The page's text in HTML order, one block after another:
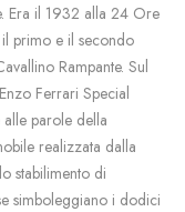
Era il 1932 alla 24 Ore
primo e il secondo
Rampante. Sul
Ferrari Special
alle parole della
realizzata dalla
stabilimento di
simboleggiano i dodici